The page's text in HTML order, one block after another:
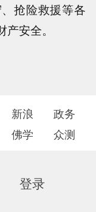
抢险救援等各
安全。
新浪
政务
佛学 众测
登录